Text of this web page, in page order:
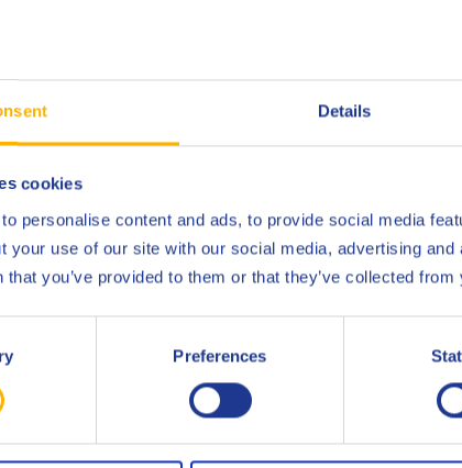
Details
cookies
personalise content and ads, to provide social media
your use of our site with our social media, advertising
that you’ve provided to them or that they’ve collected
Preferences
Formulation exceptionnelle pour
Spécialement développé avec une
Q8 van Gogh 68, cradle-to-gate (installation
positif et l'empreinte de ce produit, veuillez